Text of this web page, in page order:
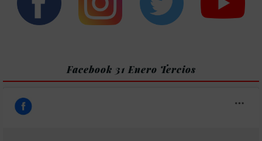
Facebook 31 Enero Tercios